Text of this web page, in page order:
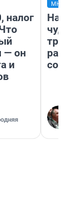
налог
— он
и